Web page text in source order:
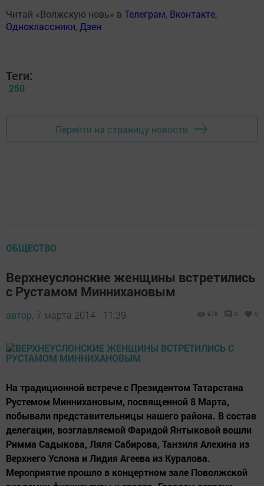
Читай «Волжскую новь» в Телеграм, Вконтакте,
Одноклассники, Дзен
Теги:
250
Перейти на страницу новости
ОБЩЕСТВО
Верхнеуслонские женщины встретились
с Рустамом Миннихановым
автор, 7 марта 2014 - 11:39 978 0 0
На традиционной встрече с Президентом Татарстана
Рустемом Миннихановым, посвященной 8 Марта,
побывали представительницы нашего района. В состав
делегации, возглавляемой Фаридой Янтыковой вошли
Римма Садыкова, Ляля Сабирова, Танзиля Алехина из
Верхнего Услона и Лидия Агеева из Куралова.
Мероприятие прошло в концертном зале Поволжской